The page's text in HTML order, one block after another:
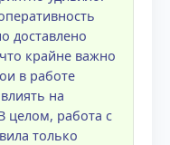
доставлено
крайне важно
в работе
на
целом, работа с
только